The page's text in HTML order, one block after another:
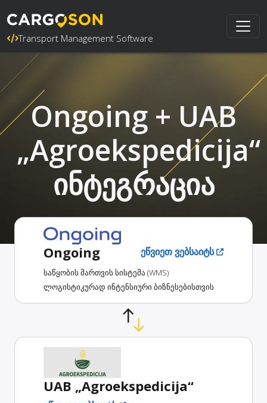
Transport Management Software
Ongoing + UAB
„Agroekspedicija“
ინტეგრაცია
Ongoing ეწვიეთ ვებსაიტს
საწყობის მართვის სისტემა (WMS)
ლოგისტიკურად ინტენსიური ბიზნესებისთვის
UAB „Agroekspedicija“